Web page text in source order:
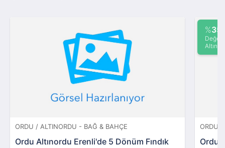
ORDU / ALTINORDU - BAĞ & BAHÇE
Ordu Altınordu Erenli'de 5 Dönüm Fındık
%35
Altında
ORDU /
Ordu